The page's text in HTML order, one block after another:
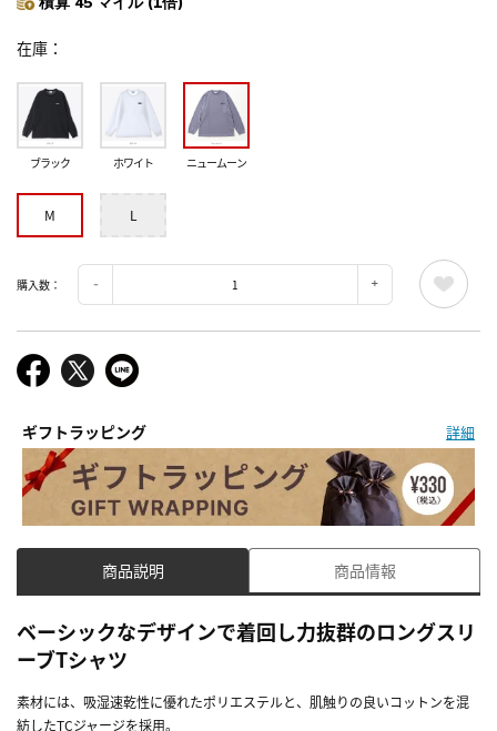
在庫
ブラック ホワイト ニュームーン
M L
購入数：
ギフトラッピング 詳細
商品説明 商品情報
ベーシックなデザインで着回し力抜群のロングスリ
ーブTシャツ
素材には、吸湿速乾性に優れたポリエステルと、肌触りの良いコットンを混
紡したTCジャージを採用。